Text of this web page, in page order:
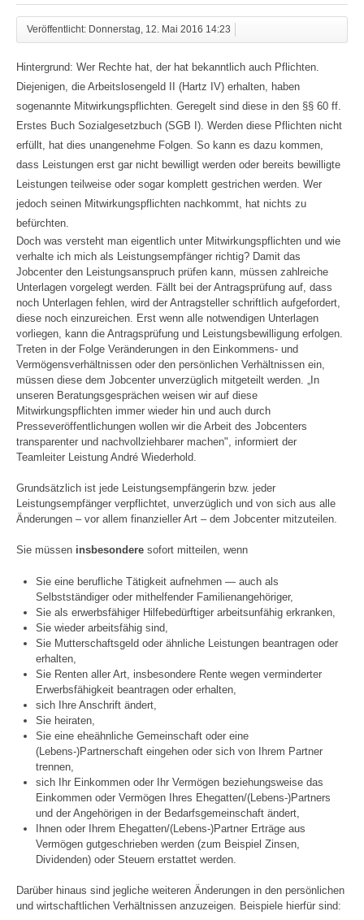
Veröffentlicht: Donnerstag, 12. Mai 2016 14:23
Hintergrund: Wer Rechte hat, der hat bekanntlich auch Pflichten.
Diejenigen, die Arbeitslosengeld II (Hartz IV) erhalten, haben
sogenannte Mitwirkungspflichten. Geregelt sind diese in den §§ 60 ff.
Erstes Buch Sozialgesetzbuch (SGB I). Werden diese Pflichten nicht
erfüllt, hat dies unangenehme Folgen. So kann es dazu kommen,
dass Leistungen erst gar nicht bewilligt werden oder bereits bewilligte
Leistungen teilweise oder sogar komplett gestrichen werden. Wer
jedoch seinen Mitwirkungspflichten nachkommt, hat nichts zu
befürchten.
Doch was versteht man eigentlich unter Mitwirkungspflichten und wie
verhalte ich mich als Leistungsempfänger richtig? Damit das
Jobcenter den Leistungsanspruch prüfen kann, müssen zahlreiche
Unterlagen vorgelegt werden. Fällt bei der Antragsprüfung auf, dass
noch Unterlagen fehlen, wird der Antragsteller schriftlich aufgefordert,
diese noch einzureichen. Erst wenn alle notwendigen Unterlagen
vorliegen, kann die Antragsprüfung und Leistungsbewilligung erfolgen.
Treten in der Folge Veränderungen in den Einkommens- und
Vermögensverhältnissen oder den persönlichen Verhältnissen ein,
müssen diese dem Jobcenter unverzüglich mitgeteilt werden. „In
unseren Beratungsgesprächen weisen wir auf diese
Mitwirkungspflichten immer wieder hin und auch durch
Presseveröffentlichungen wollen wir die Arbeit des Jobcenters
transparenter und nachvollziehbarer machen", informiert der
Teamleiter Leistung André Wiederhold.
Grundsätzlich ist jede Leistungsempfängerin bzw. jeder
Leistungsempfänger verpflichtet, unverzüglich und von sich aus alle
Änderungen – vor allem finanzieller Art – dem Jobcenter mitzuteilen.
Sie müssen insbesondere sofort mitteilen, wenn
Sie eine berufliche Tätigkeit aufnehmen — auch als
Selbstständiger oder mithelfender Familienangehöriger,
Sie als erwerbsfähiger Hilfebedürftiger arbeitsunfähig erkranken,
Sie wieder arbeitsfähig sind,
Sie Mutterschaftsgeld oder ähnliche Leistungen beantragen oder
erhalten,
Sie Renten aller Art, insbesondere Rente wegen verminderter
Erwerbsfähigkeit beantragen oder erhalten,
sich Ihre Anschrift ändert,
Sie heiraten,
Sie eine eheähnliche Gemeinschaft oder eine
(Lebens-)Partnerschaft eingehen oder sich von Ihrem Partner
trennen,
sich Ihr Einkommen oder Ihr Vermögen beziehungsweise das
Einkommen oder Vermögen Ihres Ehegatten/(Lebens-)Partners
und der Angehörigen in der Bedarfsgemeinschaft ändert,
Ihnen oder Ihrem Ehegatten/(Lebens-)Partner Erträge aus
Vermögen gutgeschrieben werden (zum Beispiel Zinsen,
Dividenden) oder Steuern erstattet werden.
Darüber hinaus sind jegliche weiteren Änderungen in den persönlichen
und wirtschaftlichen Verhältnissen anzuzeigen. Beispiele hierfür sind: